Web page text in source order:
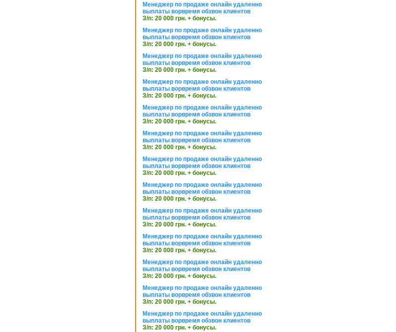
Менеджер по продаже онлайн удаленно
выплаты ворвремя обзвон клиентов
З/п: 20 000 грн. + бонусы.
Менеджер по продаже онлайн удаленно
выплаты ворвремя обзвон клиентов
З/п: 20 000 грн. + бонусы.
Менеджер по продаже онлайн удаленно
выплаты ворвремя обзвон клиентов
З/п: 20 000 грн. + бонусы.
Менеджер по продаже онлайн удаленно
выплаты ворвремя обзвон клиентов
З/п: 20 000 грн. + бонусы.
Менеджер по продаже онлайн удаленно
выплаты ворвремя обзвон клиентов
З/п: 20 000 грн. + бонусы.
Менеджер по продаже онлайн удаленно
выплаты ворвремя обзвон клиентов
З/п: 20 000 грн. + бонусы.
Менеджер по продаже онлайн удаленно
выплаты ворвремя обзвон клиентов
З/п: 20 000 грн. + бонусы.
Менеджер по продаже онлайн удаленно
выплаты ворвремя обзвон клиентов
З/п: 20 000 грн. + бонусы.
Менеджер по продаже онлайн удаленно
выплаты ворвремя обзвон клиентов
З/п: 20 000 грн. + бонусы.
Менеджер по продаже онлайн удаленно
выплаты ворвремя обзвон клиентов
З/п: 20 000 грн. + бонусы.
Менеджер по продаже онлайн удаленно
выплаты ворвремя обзвон клиентов
З/п: 20 000 грн. + бонусы.
Менеджер по продаже онлайн удаленно
выплаты ворвремя обзвон клиентов
З/п: 20 000 грн. + бонусы.
Менеджер по продаже онлайн удаленно
выплаты ворвремя обзвон клиентов
З/п: 20 000 грн. + бонусы.